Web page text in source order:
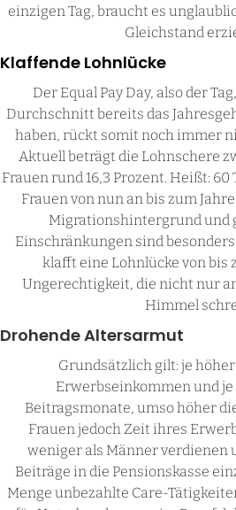
einzigen Tag, braucht es
Gleichstand
Klaffende Lohnlücke
Der Equal Pay Day, also der
Durchschnitt bereits das
haben, rückt somit noch immer
Aktuell beträgt die Lohnschere
Frauen rund 16,3 Prozent. Heißt:
Frauen von nun an bis zum
Migrationshintergrund und
Einschränkungen sind
klafft eine Lohnlücke von bis
Ungerechtigkeit, die nicht nur
Himmel
Drohende Altersarmut
Grundsätzlich gilt: je
Erwerbseinkommen und
Beitragsmonate, umso höher
Frauen jedoch Zeit ihres
weniger als Männer verdienen
Beiträge in die Pensionskasse
Menge unbezahlte Care-